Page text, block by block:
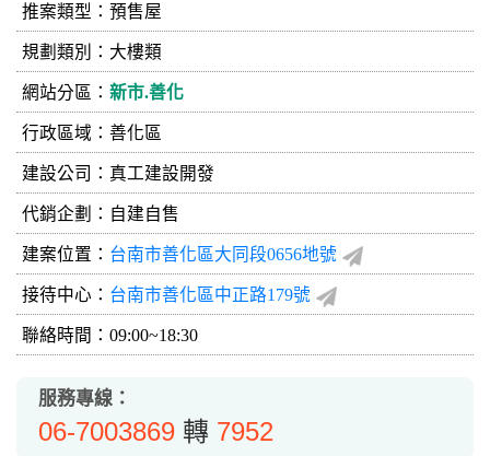
推案類型：預售屋
規劃類別：大樓類
網站分區： 新市.善化
行政區域：善化區
建設公司： 真工建設開發
代銷企劃：自建自售
建案位置： 台南市善化區大同段0656地號
接待中心： 台南市善化區中正路179號
聯絡時間：09:00~18:30
服務專線：
06-7003869 轉 7952